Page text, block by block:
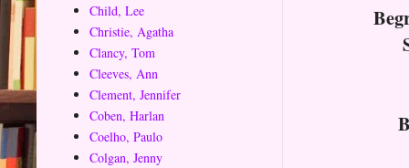
Child, Lee
Christie, Agatha
Clancy, Tom
Cleeves, Ann
Clement, Jennifer
Coben, Harlan
Coelho, Paulo
Colgan, Jenny